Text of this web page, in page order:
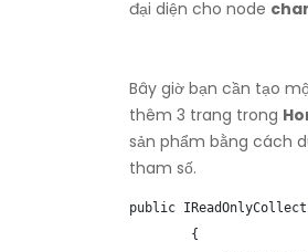
đại diện cho node
Bây giờ bạn cần tạo
thêm 3 trang trong
sản phẩm bằng cách
tham số.
public
        {